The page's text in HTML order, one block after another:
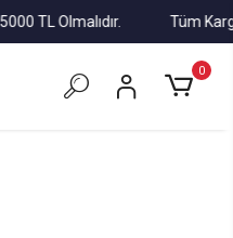
Olmalıdır. Tüm
0